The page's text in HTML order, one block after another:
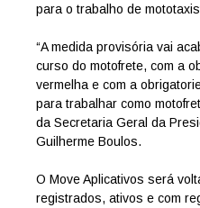
para o trabalho de
“A medida provisória vai
curso do motofrete, com a
vermelha e com a
para trabalhar como
da Secretaria Geral da
Guilherme Boulos.
O Move Aplicativos será
registrados, ativos e com